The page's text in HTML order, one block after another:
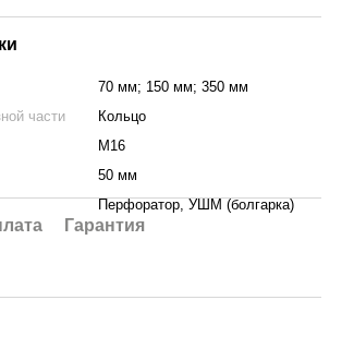
70 мм; 150 мм; 350 мм
части
Кольцо
М16
50 мм
Перфоратор, УШМ (болгарка)
Гарантия